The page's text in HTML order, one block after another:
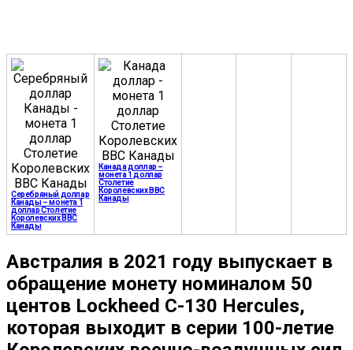
Серебряный доллар
Канады – монета 1
доллар Столетие
Королевских ВВС
Канады
Канада доллар –
монета 1 доллар
Столетие
Королевских ВВС
Канады
Австралия в 2021 году выпускает в
обращение монету номиналом 50
центов Lockheed C-130 Hercules,
которая выходит в серии 100-летие